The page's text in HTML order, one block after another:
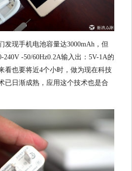
发现手机电池容量达3000mAh，但
240V -50/60Hz0.2A输入出：5V-1A的
看也要将近4个小时，做为现在科技
已日渐成熟，应用这个技术也是合